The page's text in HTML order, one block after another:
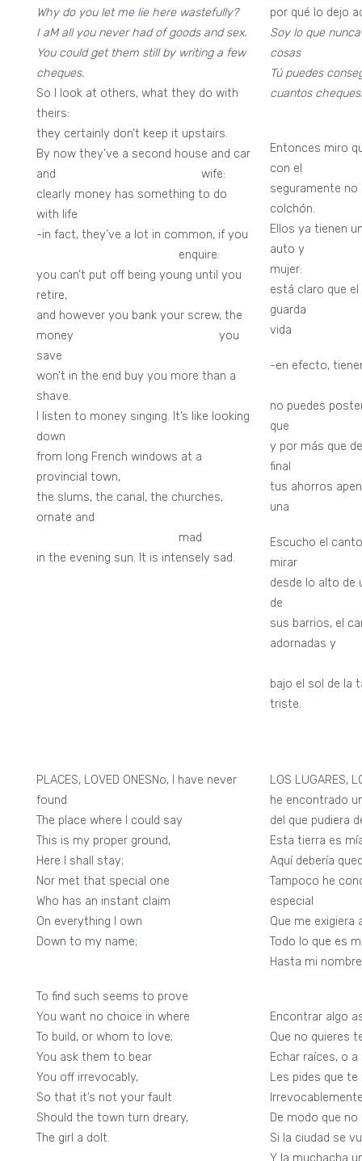
Why do you let me lie here wastefully?
I aM all you never had of goods and sex.
You could get them still by writing a few
cheques.
So I look at others, what they do with
theirs:
they certainly don’t keep it upstairs.
By now they’ve a second house and car
and wife:
clearly money has something to do
with life
-in fact, they’ve a lot in common, if you
enquire:
you can’t put off being young until you
retire,
and however you bank your screw, the
money you
save
won’t in the end buy you more than a
shave.
I listen to money singing. It’s like looking
down
from long French windows at a
provincial town,
the slums, the canal, the churches,
ornate and
mad
in the evening sun. It is intensely sad.
por qué lo dejo
Soy lo que
Tú puedes
cuantos
Entonces miro
con
seguramente no
colchón.
Ellos ya tienen
auto
mujer:
está claro que
vida
-en efecto,
no puedes
que
y por más que
final
tus ahorros
una
Escucho el
mirar
desde lo alto de
de
sus barrios, el
adornadas y
bajo el sol de la
triste.
PLACES, LOVED ONESNo, I have never
found
The place where I could say
This is my proper ground,
Here I shall stay;
Nor met that special one
Who has an instant claim
On everything I own
Down to my name;
To find such seems to prove
You want no choice in where
To build, or whom to love;
You ask them to bear
You off irrevocably,
So that it’s not your fault
Should the town turn dreary,
The girl a dolt.
LOS LUGARES,
he encontrado
del que pudiera
Esta tierra es
Aquí debería
Tampoco he
especial
Que me exigiera
Todo lo que es
Hasta mi
Encontrar algo
Que no quieres
Echar raíces, o
Les pides que
De modo que
Si la ciudad se